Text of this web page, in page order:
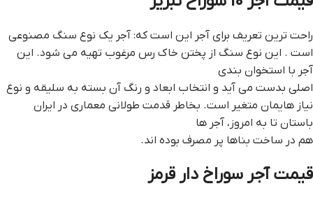
راحت ترین تعریف برای آجر این است که: آجر یک نوع سنگ مصنوعی
است . این نوع سنگ از پختن خاک رس مرغوب تهیه می شود. این
آجر با استخوان بندی
اصلی بدست می آید و انتخاب ابعاد و رنگ آن بسته به سلیقه و نوع
نیاز هایمان متغیر است. بخاطر قدمت طولانی معماری در ایران
باستان تا به امروز، آجر ها
هم در ساخت بناها پر مصرف بوده اند.
قيمت آجر سوراخ دار قرمز